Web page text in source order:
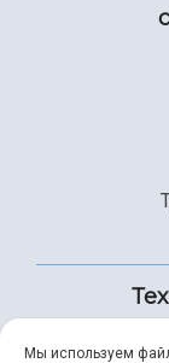
Мы используем